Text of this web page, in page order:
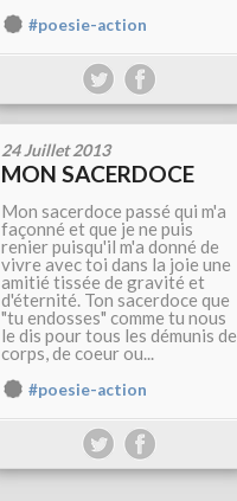
#poesie-action
24 Juillet 2013
MON SACERDOCE
Mon sacerdoce passé qui m'a
façonné et que je ne puis
renier puisqu'il m'a donné de
vivre avec toi dans la joie une
amitié tissée de gravité et
d'éternité. Ton sacerdoce que
"tu endosses" comme tu nous
le dis pour tous les démunis de
corps, de coeur ou...
#poesie-action